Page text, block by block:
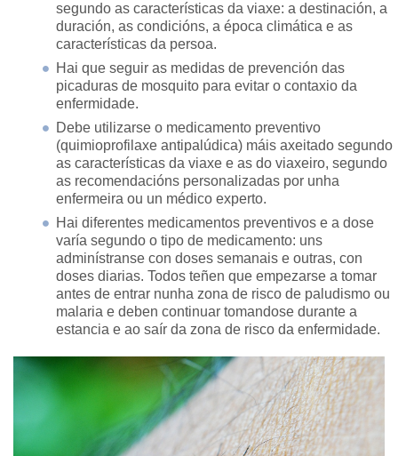
segundo as características da viaxe: a destinación, a
duración, as condicións, a época climática e as
características da persoa.
Hai que seguir as medidas de prevención das
picaduras de mosquito para evitar o contaxio da
enfermidade.
Debe utilizarse o medicamento preventivo
(quimioprofilaxe antipalúdica) máis axeitado segundo
as características da viaxe e as do viaxeiro, segundo
as recomendacións personalizadas por unha
enfermeira ou un médico experto.
Hai diferentes medicamentos preventivos e a dose
varía segundo o tipo de medicamento: uns
adminístranse con doses semanais e outras, con
doses diarias. Todos teñen que empezarse a tomar
antes de entrar nunha zona de risco de paludismo ou
malaria e deben continuar tomandose durante a
estancia e ao saír da zona de risco da enfermidade.